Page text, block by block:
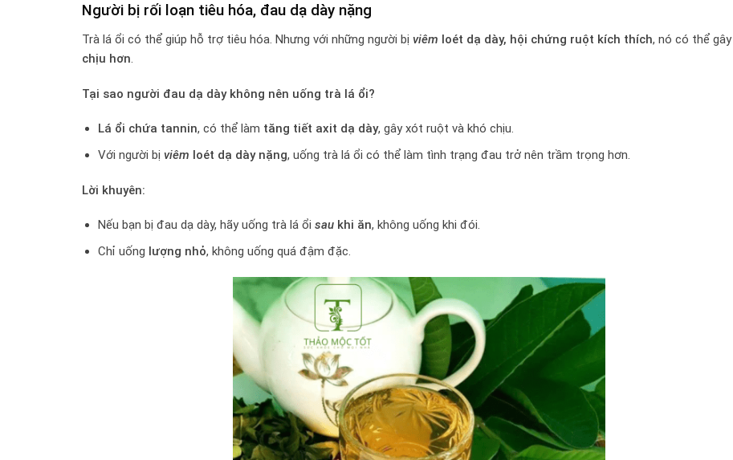
Người bị rối loạn tiêu hóa, đau dạ dày nặng
Trà lá ổi có thể giúp hỗ trợ tiêu hóa. Nhưng với những người bị viêm loét dạ dày, hội chứng ruột kích thích, nó có thể gây
chịu hơn.
Tại sao người đau dạ dày không nên uống trà lá ổi?
Lá ổi chứa tannin, có thể làm tăng tiết axit dạ dày, gây xót ruột và khó chịu.
Với người bị viêm loét dạ dày nặng, uống trà lá ổi có thể làm tình trạng đau trở nên trầm trọng hơn.
Lời khuyên:
Nếu bạn bị đau dạ dày, hãy uống trà lá ổi sau khi ăn, không uống khi đói.
Chỉ uống lượng nhỏ, không uống quá đậm đặc.